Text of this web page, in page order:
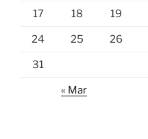
17 18 19
24 25 26
31
« Mar